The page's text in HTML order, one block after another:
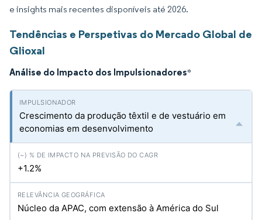
e insights mais recentes disponíveis até 2026.
Tendências e Perspetivas do Mercado Global de
Glioxal
Análise do Impacto dos Impulsionadores*
Crescimento da produção têxtil e de vestuário em
economias em desenvolvimento
+1.2%
Núcleo da APAC, com extensão à América do Sul